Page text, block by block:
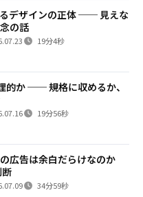
デザインの正体 ── 見えな
の話
19分4秒
的か ── 規格に収めるか、
19分56秒
広告は余白だらけなのか
34分59秒